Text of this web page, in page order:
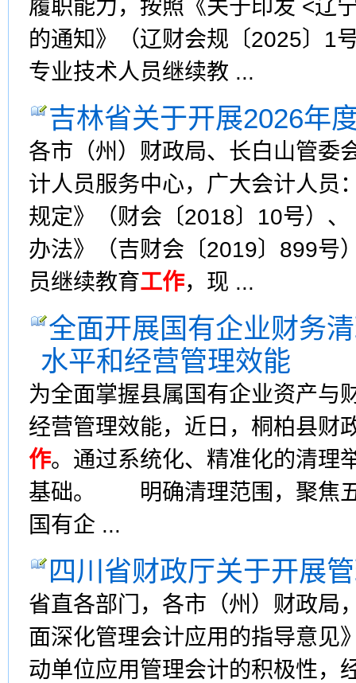
履职能力，按照《关于印发 <辽
的通知》（辽财会规〔2025〕1
专业技术人员继续教 ...
吉林省关于开展2026年
各市（州）财政局、长白山管委
计人员服务中心，广大会计人
规定》（财会〔2018〕10号）
办法》（吉财会〔2019〕899号
员继续教育工作，现 ...
全面开展国有企业财务
水平和经营管理效能
为全面掌握县属国有企业资产与
经营管理效能，近日，桐柏县财
作。通过系统化、精准化的清理
基础。 明确清理范围，聚焦五
国有企 ...
四川省财政厅关于开展
省直各部门，各市（州）财政局
面深化管理会计应用的指导意见
动单位应用管理会计的积极性，